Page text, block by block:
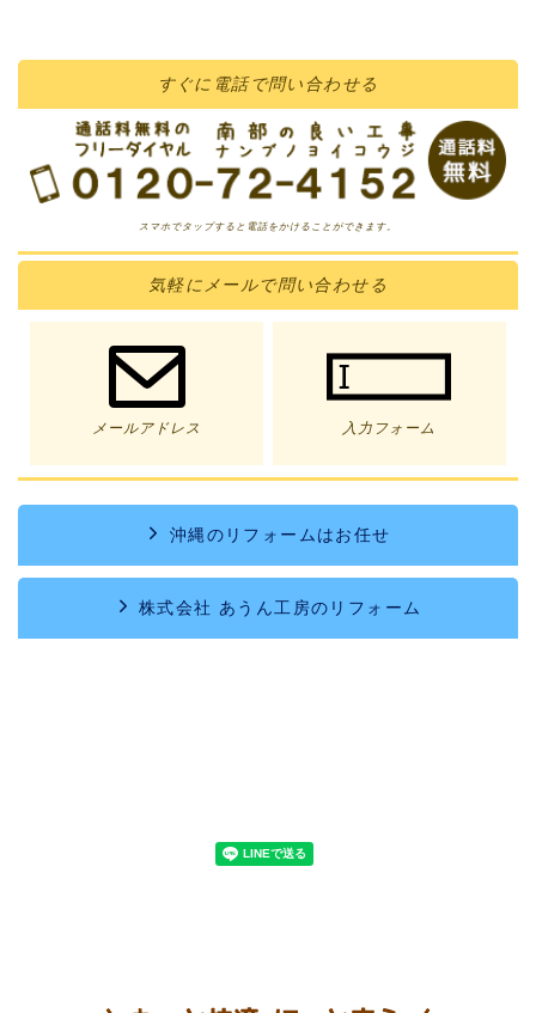
すぐに 電話で問い合わせる
スマホでタップすると電話をかけることができます。
気軽に メールで問い合わせる
メールアドレス 入力フォーム
沖縄のリフォームはお任せ
株式会社 あうん工房のリフォーム